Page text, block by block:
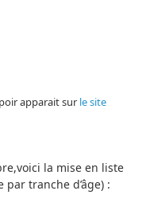
apparait sur le site
la mise en liste
tranche d’âge) :